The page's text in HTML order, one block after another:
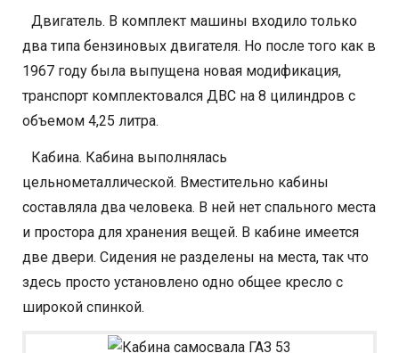
Двигатель. В комплект машины входило только
два типа бензиновых двигателя. Но после того как в
1967 году была выпущена новая модификация,
транспорт комплектовался ДВС на 8 цилиндров с
объемом 4,25 литра.
Кабина. Кабина выполнялась
цельнометаллической. Вместительно кабины
составляла два человека. В ней нет спального места
и простора для хранения вещей. В кабине имеется
две двери. Сидения не разделены на места, так что
здесь просто установлено одно общее кресло с
широкой спинкой.